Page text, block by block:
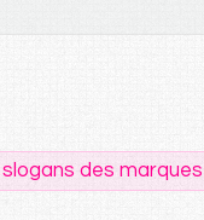
slogans des marques